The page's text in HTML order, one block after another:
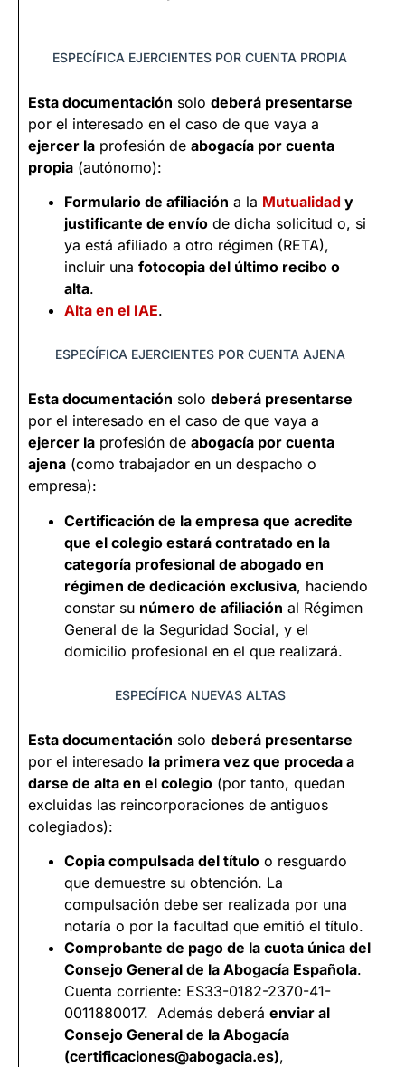
ESPECÍFICA EJERCIENTES POR CUENTA PROPIA
Esta documentación solo deberá presentarse
por el interesado en el caso de que vaya a
ejercer la profesión de abogacía por cuenta
propia (autónomo):
Formulario de afiliación a la Mutualidad y
justificante de envío de dicha solicitud o, si
ya está afiliado a otro régimen (RETA),
incluir una fotocopia del último recibo o
alta.
Alta en el IAE.
ESPECÍFICA EJERCIENTES POR CUENTA AJENA
Esta documentación solo deberá presentarse
por el interesado en el caso de que vaya a
ejercer la profesión de abogacía por cuenta
ajena (como trabajador en un despacho o
empresa):
Certificación de la empresa que acredite
que el colegio estará contratado en la
categoría profesional de abogado en
régimen de dedicación exclusiva, haciendo
constar su número de afiliación al Régimen
General de la Seguridad Social, y el
domicilio profesional en el que realizará.
ESPECÍFICA NUEVAS ALTAS
Esta documentación solo deberá presentarse
por el interesado la primera vez que proceda a
darse de alta en el colegio (por tanto, quedan
excluidas las reincorporaciones de antiguos
colegiados):
Copia compulsada del título o resguardo
que demuestre su obtención. La
compulsación debe ser realizada por una
notaría o por la facultad que emitió el título.
Comprobante de pago de la cuota única del
Consejo General de la Abogacía Española.
Cuenta corriente: ES33-0182-2370-41-
0011880017. Además deberá enviar al
Consejo General de la Abogacía
(certificaciones@abogacia.es),